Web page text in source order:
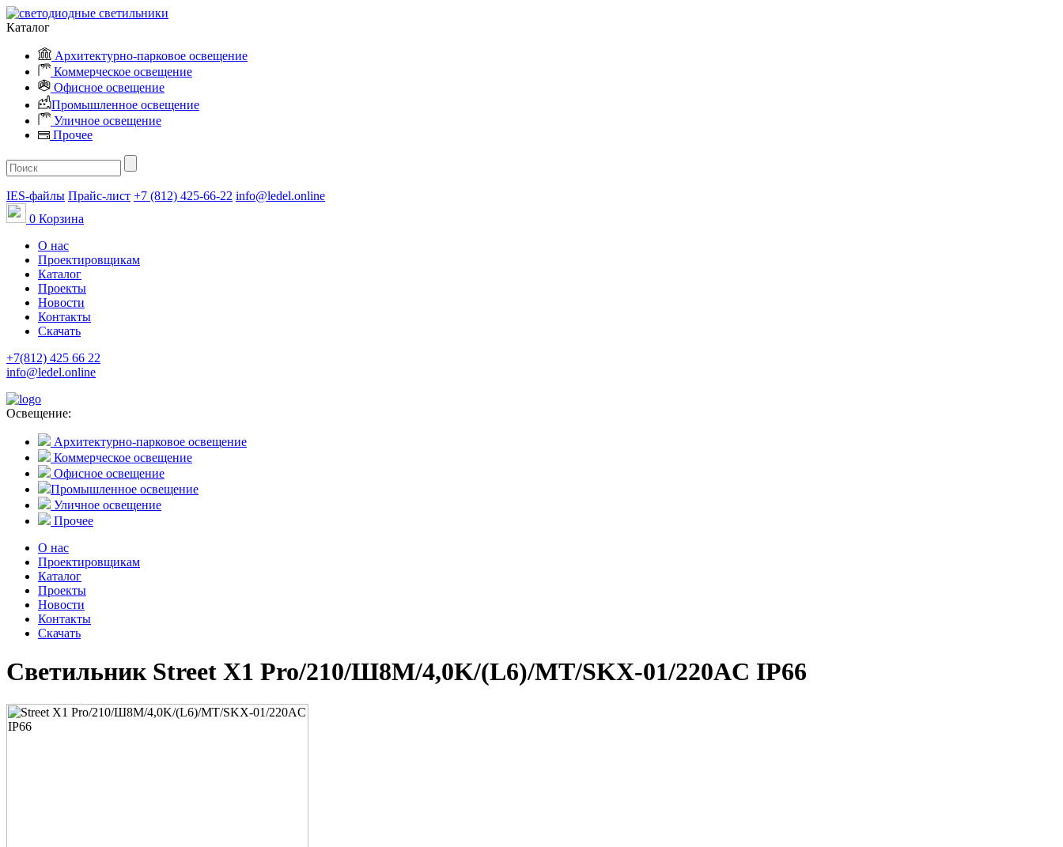
Каталог
Архитектурно-парковое освещение
Коммерческое освещение
Офисное освещение
Промышленное освещение
Уличное освещение
Прочее
IES-файлы Прайс-лист +7 (812) 425-66-22 info@ledel.online
0 Корзина
О нас
Проектировщикам
Каталог
Проекты
Новости
Контакты
Скачать
+7(812) 425 66 22
info@ledel.online
Освещение:
Архитектурно-парковое освещение
Коммерческое освещение
Офисное освещение
Промышленное освещение
Уличное освещение
Прочее
О нас
Проектировщикам
Каталог
Проекты
Новости
Контакты
Скачать
Светильник Street X1 Pro/210/Ш8M/4,0K/(L6)/MT/SKX-01/220AC IP66